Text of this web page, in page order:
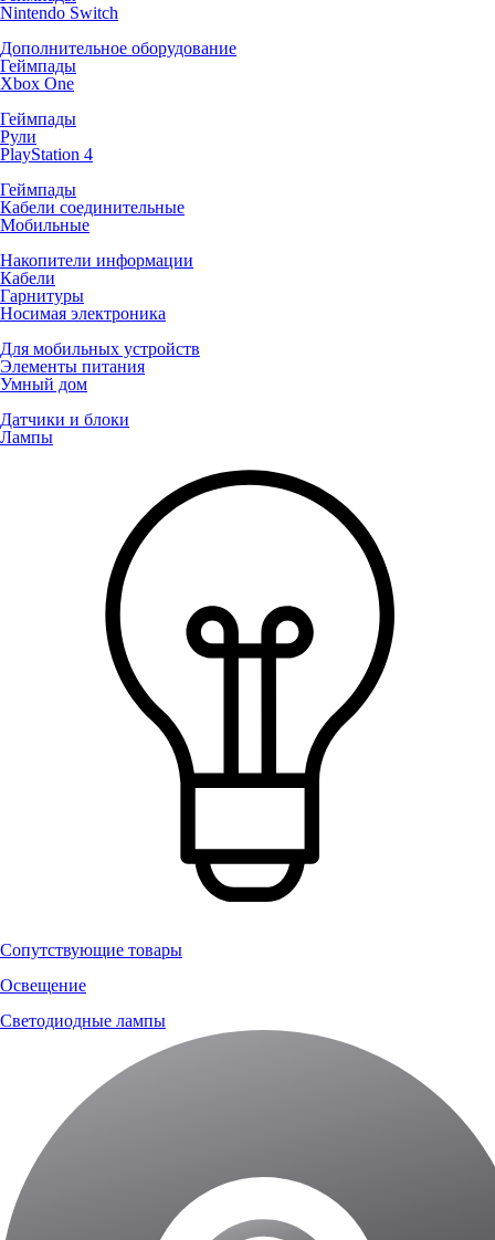
Nintendo Switch
Дополнительное оборудование
Геймпады
Xbox One
Геймпады
Рули
PlayStation 4
Геймпады
Кабели соединительные
Мобильные
Накопители информации
Кабели
Гарнитуры
Носимая электроника
Для мобильных устройств
Элементы питания
Умный дом
Датчики и блоки
Лампы
Сопутствующие товары
Освещение
Светодиодные лампы